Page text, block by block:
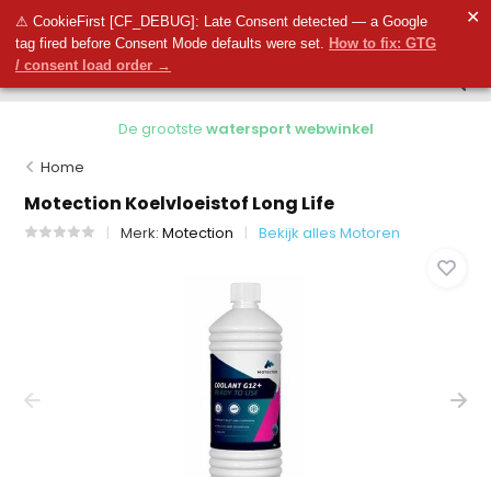
⚠ CookieFirst [CF_DEBUG]: Late Consent detected — a Google
tag fired before Consent Mode defaults were set. How to fix: GTG
/ consent load order →
✕
0 0
De grootstewatersport webwinkel
Home
Motection Koelvloeistof Long Life
Merk:Motection Bekijk alles Motoren